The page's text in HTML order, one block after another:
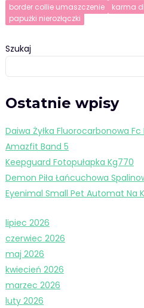
border collie umaszczenie karma
papużki nierozłączki
Szukaj
Ostatnie wpisy
Daiwa Żyłka Fluorocarbonowa
Amazfit Band 5
Keepguard Fotopułapka Kg770
Demon Piła Łańcuchowa
Eyenimal Small Pet Automat Na
lipiec 2026
czerwiec 2026
maj 2026
kwiecień 2026
marzec 2026
luty 2026